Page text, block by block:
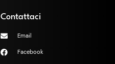
Contattaci
Email
Facebook